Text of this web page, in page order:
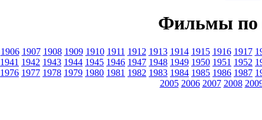
Фильмы по
1906 1907 1908 1909 1910 1911 1912 1913 1914 1915 1916 1917
1941 1942 1943 1944 1945 1946 1947 1948 1949 1950 1951 1952
1976 1977 1978 1979 1980 1981 1982 1983 1984 1985 1986 1987
2005 2006 2007 2008